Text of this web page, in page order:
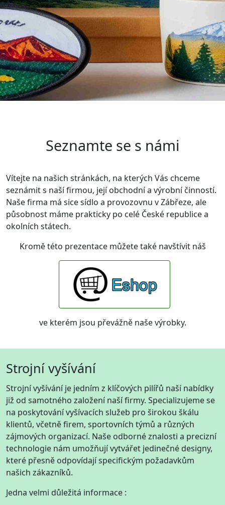
Seznamte se s námi
Vítejte na našich stránkách, na kterých Vás chceme
seznámit s naší firmou, její obchodní a výrobní činností.
Naše firma má sice sídlo a provozovnu v Zábřeze, ale
působnost máme prakticky po celé České republice a
okolních státech.
Kromě této prezentace můžete také navštívit náš
ve kterém jsou převážně naše výrobky.
Strojní vyšívání
Strojní vyšívání je jedním z klíčových pilířů naší nabídky
již od samotného založení naší firmy. Specializujeme se
na poskytování vyšívacích služeb pro širokou škálu
klientů, včetně firem, sportovních týmů a různých
zájmových organizací. Naše odborné znalosti a precizní
technologie nám umožňují vytvářet jedinečné designy,
které přesně odpovídají specifickým požadavkům
našich zákazníků.
Jedna velmi důležitá informace :